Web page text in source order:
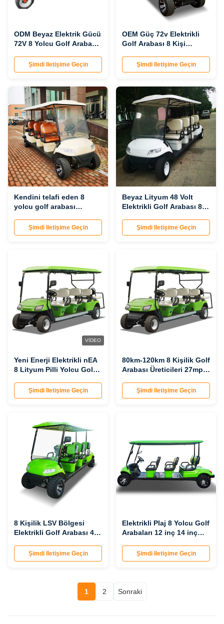
ODM Beyaz Elektrik Gücü
72V 8 Yolcu Golf Arabası
Şimdi Iletişime Geçin
OEM Güç 72v Elektrikli
Golf Arabası 8 Kişi
Şimdi Iletişime Geçin
Kendini telafi eden 8
yolcu golf arabası
4kw gezi arabası
Şimdi Iletişime Geçin
Beyaz Lityum 48 Volt
Elektrikli Golf Arabası 8
Şimdi Iletişime Geçin
VIDEO
Yeni Enerji Elektrikli nEA
8 Lityum Pilli Yolcu Golf
Şimdi Iletişime Geçin
80km-120km 8 Kişilik Golf
Arabası Üreticileri 27mph-
Şimdi Iletişime Geçin
8 Kişilik LSV Bölgesi
Elektrikli Golf Arabası 48
Şimdi Iletişime Geçin
Elektrikli Plaj 8 Yolcu Golf
Arabaları 12 inç 14 inç
Otobüsü
Şimdi Iletişime Geçin
1 2 Sonraki